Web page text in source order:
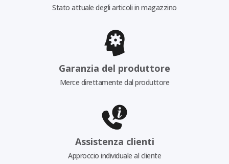
Stato attuale degli articoli in magazzino
Garanzia del produttore
Merce direttamente dal produttore
Assistenza clienti
Approccio individuale al cliente